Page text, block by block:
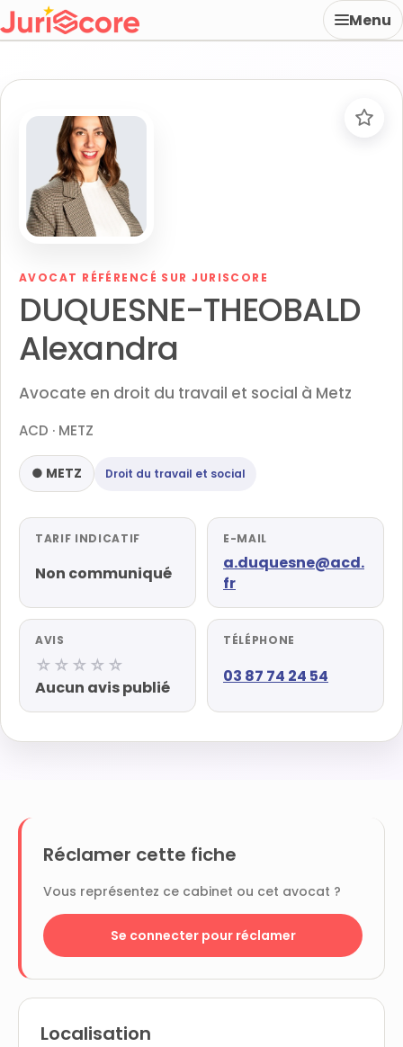
Menu
AVOCAT RÉFÉRENCÉ SUR JURISCORE
DUQUESNE-THEOBALD
Alexandra
Avocate en droit du travail et social à Metz
ACD · METZ
● METZ Droit du travail et social
TARIF INDICATIF
Non communiqué
E-MAIL
a.duquesne@acd.
fr
AVIS
☆☆☆☆☆
Aucun avis publié
TÉLÉPHONE
03 87 74 24 54
Réclamer cette fiche
Vous représentez ce cabinet ou cet avocat ?
Se connecter pour réclamer
Localisation